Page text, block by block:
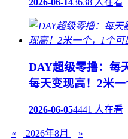
2026-06-143638 人在看
DAY超级零撸：每
每天变现高！2米一
2026-06-054441 人在看
« 2026年8月 »